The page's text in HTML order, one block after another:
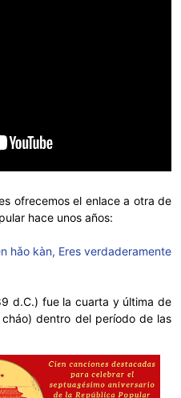
ofrecemos el enlace a otra de
hace unos años:
hǎo kàn, Eres verdaderamente
d.C.) fue la cuarta y última de
dentro del período de las